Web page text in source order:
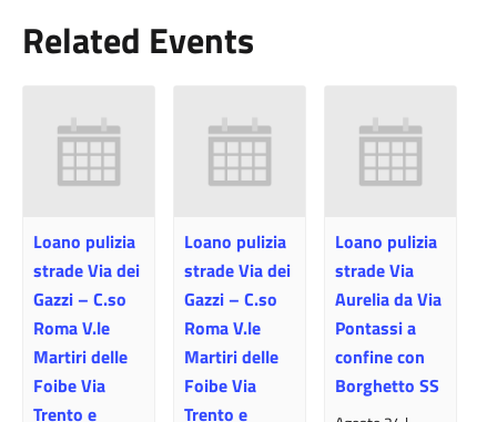
Related Events
Loano pulizia
strade Via dei
Gazzi – C.so
Roma V.le
Martiri delle
Foibe Via
Trento e
Loano pulizia
strade Via dei
Gazzi – C.so
Roma V.le
Martiri delle
Foibe Via
Trento e
Loano pulizia
strade Via
Aurelia da Via
Pontassi a
confine con
Borghetto SS